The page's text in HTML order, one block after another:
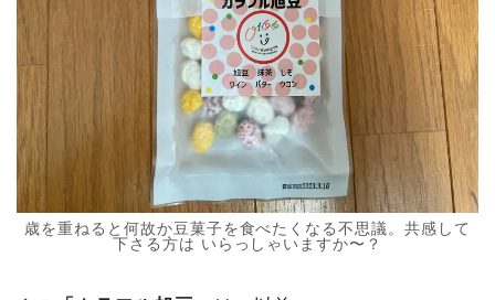
歳を重ねると何故か豆菓子を食べたくなる不思議。共感して
下さる方は いらっしゃいますか〜？